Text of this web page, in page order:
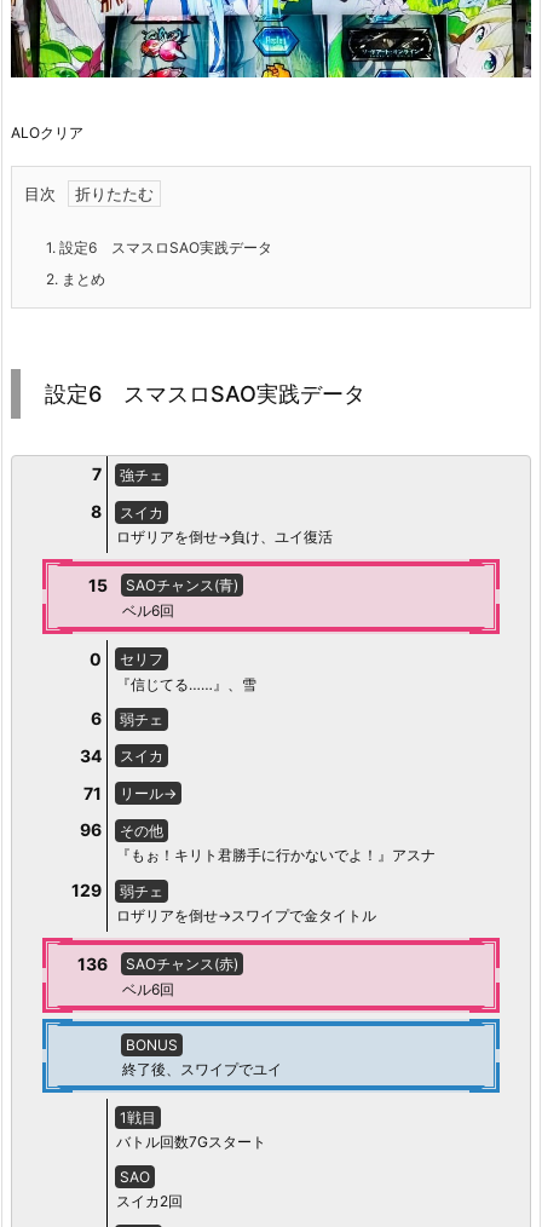
ALOクリア
目次
1. 設定6 スマスロSAO実践データ
2. まとめ
設定6 スマスロSAO実践データ
7 強チェ
8
スイカ
ロザリアを倒せ→負け、ユイ復活
15
SAOチャンス(青)
ベル6回
0
セリフ
『信じてる……』、雪
6 弱チェ
34 スイカ
71 リール→
96
その他
『もぉ！キリト君勝手に行かないでよ！』アスナ
129
弱チェ
ロザリアを倒せ→スワイプで金タイトル
136
SAOチャンス(赤)
ベル6回
BONUS
終了後、スワイプでユイ
1戦目
バトル回数7Gスタート
SAO
スイカ2回